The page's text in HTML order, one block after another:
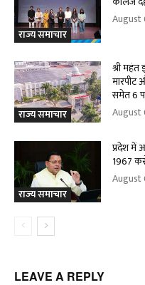
राज्य समाचार
August
राज्य समाचार
श्री
मारपीट
समेत 6
August
राज्य समाचार
प्रदेश में
1967
August
LEAVE A REPLY